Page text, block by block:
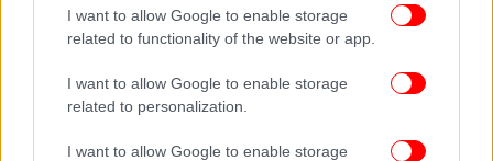
I want to allow Google to enable storage
related to functionality of the website or app.
I want to allow Google to enable storage
related to personalization.
I want to allow Google to enable storage